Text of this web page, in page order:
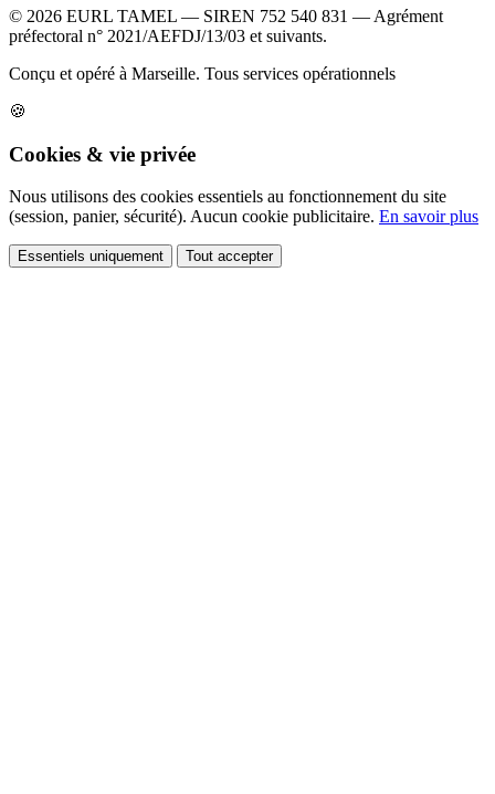
© 2026 EURL TAMEL — SIREN 752 540 831 — Agrément
préfectoral n° 2021/AEFDJ/13/03 et suivants.
Conçu et opéré à Marseille. Tous services opérationnels
🍪
Cookies & vie privée
Nous utilisons des cookies essentiels au fonctionnement du site
(session, panier, sécurité). Aucun cookie publicitaire. En savoir plus
Essentiels uniquement Tout accepter